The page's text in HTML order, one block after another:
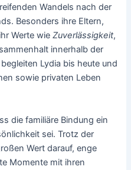
Wandels nach der
Besonders ihre Eltern,
Werte wieZuverlässigkeit,
innerhalb der
Lydia bis heute und
sowie privaten Leben
die familiäre Bindung ein
sei. Trotz der
Wert darauf, enge
Momente mit ihren